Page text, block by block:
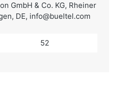
GmbH & Co. KG, Rheiner
DE, info@bueltel.com
52